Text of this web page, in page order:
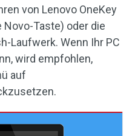
von Lenovo OneKey
Taste) oder die
Laufwerk. Wenn Ihr PC
wird empfohlen,
auf